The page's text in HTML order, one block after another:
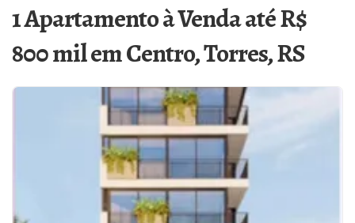
1 Apartamento à Venda até R$
800 mil em Centro, Torres, RS